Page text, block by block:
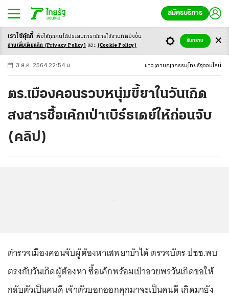
สมัครบริการ
-ก ก ก+
3 ส.ค. 2564 22:54 น. ข่าว อาชญากรรม ไทยรัฐออนไลน์
ตร.เมืองคอนรวบหนุ่มขี้ยาในวันเกิด
สงสารซื้อเค้กเป่าเบิร์ธเดย์ให้ก่อนจับ
(คลิป)
ตำรวจเมืองคอนจับผู้ต้องหาเสพยาบ้าได้ ตรวจบัตร ปชช.พบ
ตรงกับวันเกิดผู้ต้องหา ซื้อเค้กพร้อมเป่าอวยพรวันเกิดขอให้
กลับตัวเป็นคนดี เจ้าตัวบอกออกคุกมาจะเป็นคนดี เกิดมายัง
เราใช้คุ้กกี้ เพื่อให้ทุกคนได้ประสบการณ์การใช้งานที่ดียิ่งขึ้น
อ่านเพิ่มเติมคลิก (Privacy Policy) และ (Cookie Policy)
รับทราบ